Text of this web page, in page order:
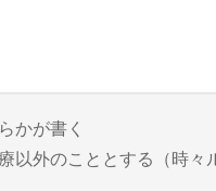
かが書く
外のこととする（時々